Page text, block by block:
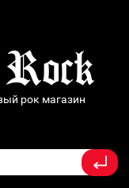
рок магазин